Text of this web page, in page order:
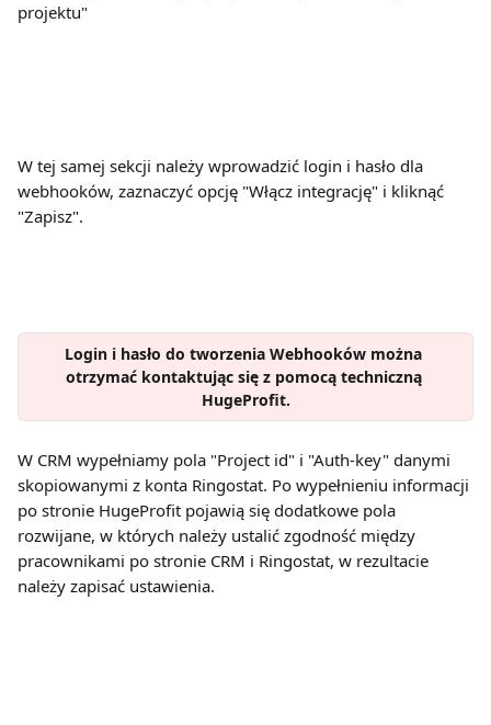
projektu"
W tej samej sekcji należy wprowadzić login i hasło dla
webhooków, zaznaczyć opcję "Włącz integrację" i kliknąć
"Zapisz".
Login i hasło do tworzenia Webhooków można
otrzymać kontaktując się z pomocą techniczną
HugeProfit.
W CRM wypełniamy pola "Project id" i "Auth-key" danymi
skopiowanymi z konta Ringostat. Po wypełnieniu informacji
po stronie HugeProfit pojawią się dodatkowe pola
rozwijane, w których należy ustalić zgodność między
pracownikami po stronie CRM i Ringostat, w rezultacie
należy zapisać ustawienia.